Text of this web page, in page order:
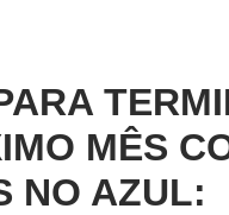
MÊS
NO AZUL: